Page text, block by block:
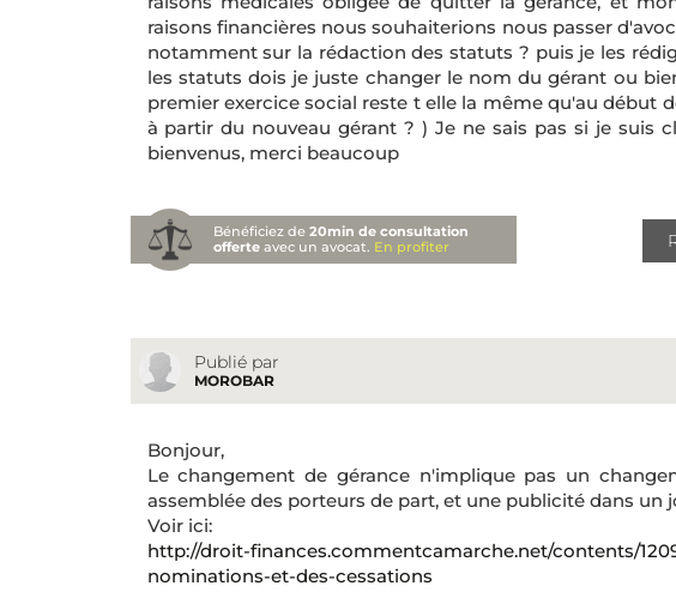
raisons financières nous souhaiterions nous passer
notamment sur la rédaction des statuts ? puis je les
les statuts dois je juste changer le nom du gérant ou
premier exercice social reste t elle la même qu'au début
à partir du nouveau gérant ? ) Je ne sais pas si je suis
bienvenus, merci beaucoup
Bénéficiez de20min de consultation
offerte avec un avocat. En profiter
Publié par
MOROBAR
Bonjour,
Le changement de gérance n'implique pas un
assemblée des porteurs de part, et une publicité dans un
Voir ici:
http://droit-finances.commentcamarche.net/contents/
nominations-et-des-cessations